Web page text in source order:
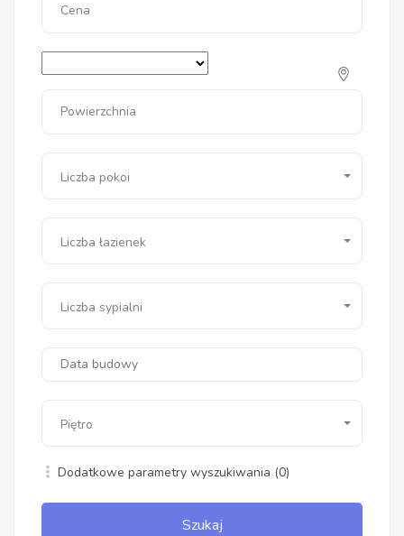
Cena
Powierzchnia
Liczba pokoi
Liczba łazienek
Liczba sypialni
Piętro
Dodatkowe parametry wyszukiwania (0)
Szukaj